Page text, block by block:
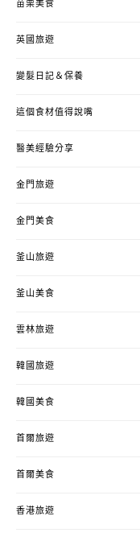
苗栗美食
英國旅遊
變髮日記＆保養
這個食材值得說嘴
醫美經驗分享
金門旅遊
金門美食
釜山旅遊
釜山美食
雲林旅遊
韓國旅遊
韓國美食
首爾旅遊
首爾美食
香港旅遊